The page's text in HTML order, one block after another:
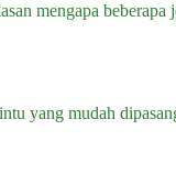
mengapa
yang mudah